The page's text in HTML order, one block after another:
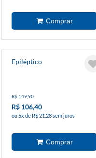
Epiléptico
R$ 149,90
R$ 106,40
ou 5x de R$ 21,28 sem juros